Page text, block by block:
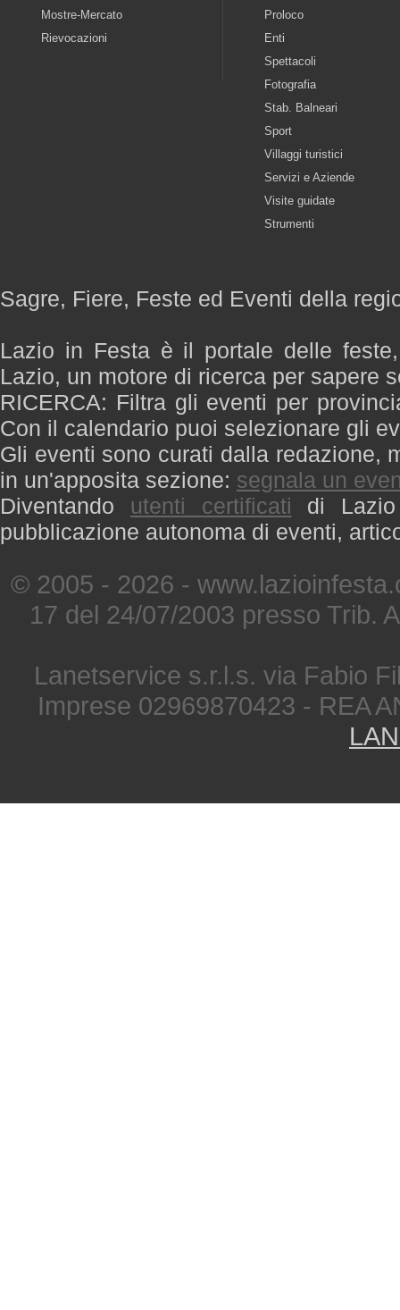
Mostre-Mercato
Rievocazioni
Proloco
Enti
Spettacoli
Fotografia
Stab. Balneari
Sport
Villaggi turistici
Servizi e Aziende
Visite guidate
Strumenti
Sagre, Fiere, Feste ed Eventi della
Lazio in Festa è il portale delle
Lazio, un motore di ricerca per sapere
RICERCA: Filtra gli eventi per
Con il calendario puoi selezionare gli
Gli eventi sono curati dalla redazione,
in un'apposita sezione: segnala un
Diventando utenti certificati di
pubblicazione autonoma di eventi,
© 2005 - 2026 -
17 del 24/07/2003 presso Trib.
Lanetservice s.r.l.s. via Fabio
Imprese 02969870423 - REA